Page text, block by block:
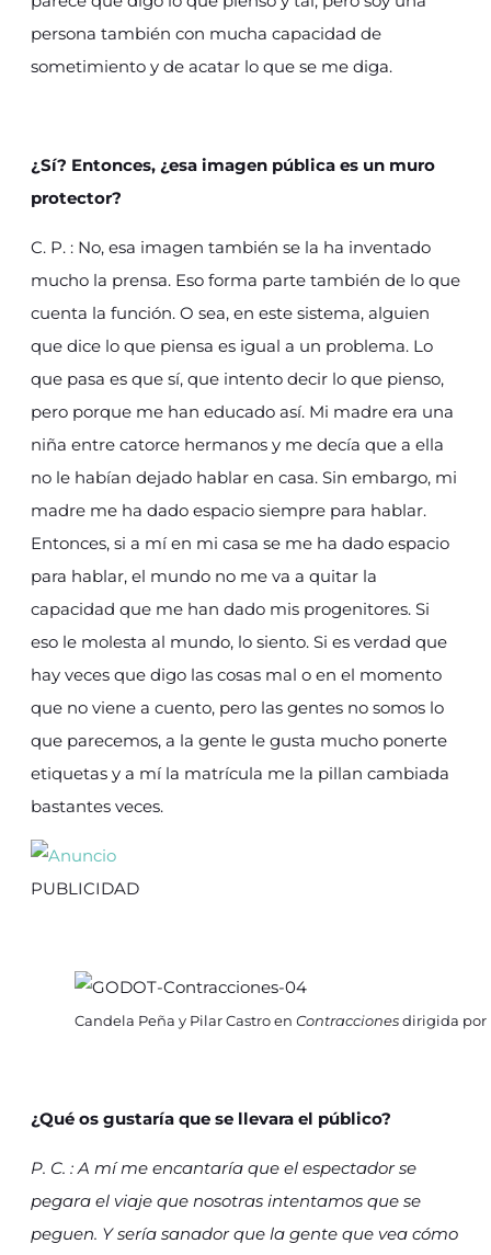
persona también con mucha capacidad de
sometimiento y de acatar lo que se me diga.
¿Sí? Entonces, ¿esa imagen pública es un muro
protector?
C. P. : No, esa imagen también se la ha inventado
mucho la prensa. Eso forma parte también de lo que
cuenta la función. O sea, en este sistema, alguien
que dice lo que piensa es igual a un problema. Lo
que pasa es que sí, que intento decir lo que pienso,
pero porque me han educado así. Mi madre era una
niña entre catorce hermanos y me decía que a ella
no le habían dejado hablar en casa. Sin embargo, mi
madre me ha dado espacio siempre para hablar.
Entonces, si a mí en mi casa se me ha dado espacio
para hablar, el mundo no me va a quitar la
capacidad que me han dado mis progenitores. Si
eso le molesta al mundo, lo siento. Si es verdad que
hay veces que digo las cosas mal o en el momento
que no viene a cuento, pero las gentes no somos lo
que parecemos, a la gente le gusta mucho ponerte
etiquetas y a mí la matrícula me la pillan cambiada
bastantes veces.
PUBLICIDAD
Candela Peña y Pilar Castro en Contraccionesdirigida por
¿Qué os gustaría que se llevara el público?
P. C. : A mí me encantaría que el espectador se
pegara el viaje que nosotras intentamos que se
peguen. Y sería sanador que la gente que vea cómo